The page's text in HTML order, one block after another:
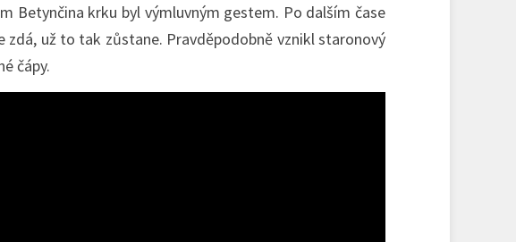
Betynčina krku byl výmluvným gestem. Po dalším čase
už to tak zůstane. Pravděpodobně vznikl staronový
čápy.